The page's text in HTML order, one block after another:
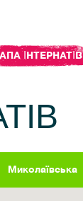
ІНТЕРНАТІВ
Миколаївська